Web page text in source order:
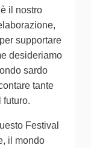
è il nostro
supportare
desideriamo
sardo
tante
futuro.
Festival
il mondo